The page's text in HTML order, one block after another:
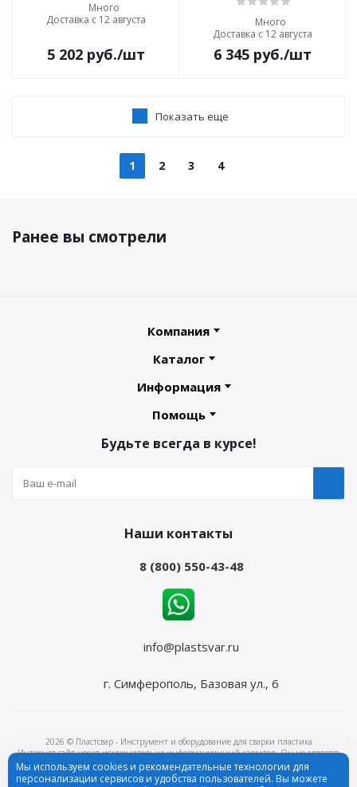
Много
Доставка с 12 августа
5 202руб./шт
Много
Доставка с 12 августа
6 345руб./шт
Показать еще
1 2 3 4
Ранее вы смотрели
Компания
Каталог
Информация
Помощь
Будьте всегда в курсе!
Наши контакты
8 (800) 550-43-48
info@plastsvar.ru
г. Симферополь, Базовая ул., 6
2026 © Пластсвар - Инструмент и оборудование для сварки пластика
Интернет-сайт носит исключительно информационный характер. Он не является
объектом рекламы и ни при каких условиях не является публичной офертой,
определяемой положениями ч.2 ст.437 Гражданского кодекса Российской Федерации.
Мы используем cookies и рекомендательные технологии для
персонализации сервисов и удобства пользователей. Вы можете